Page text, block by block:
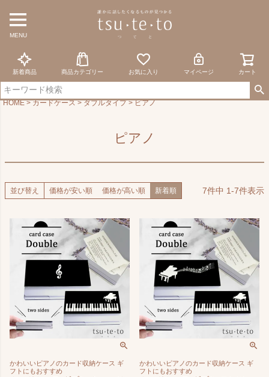
MENU
新着商品 商品カテゴリー お気に入り マイページ カート
HOME カードケース ダブルタイプ ピアノ
ピアノ
並び替え 価格が安い順 価格が高い順 新着順 7件中 1-7件表示
かわいいピアノのカード収納ケース ギ
フトにもおすすめ
かわいいピアノのカード収納ケース ギ
フトにもおすすめ